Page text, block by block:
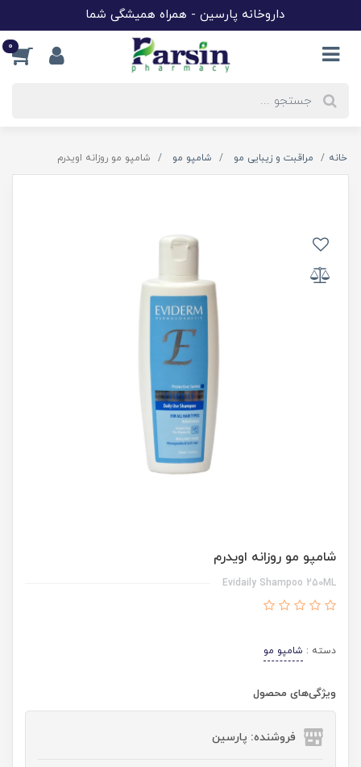
داروخانه پارسین - همراه همیشگی شما
0
خانه مراقبت و زیبایی مو شامپو مو شامپو مو روزانه اویدرم
شامپو مو روزانه اویدرم
Evidaily Shampoo 250ML
دسته : شامپو مو
ویژگی‌های محصول
فروشنده: پارسین